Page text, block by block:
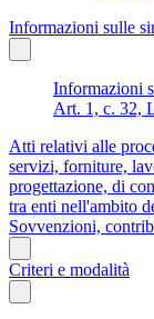
Informazioni sulle
Informazioni
Art. 1, c. 32,
Atti relativi alle
servizi, forniture,
progettazione, di
tra enti nell'ambito
Sovvenzioni,
Criteri e modalità